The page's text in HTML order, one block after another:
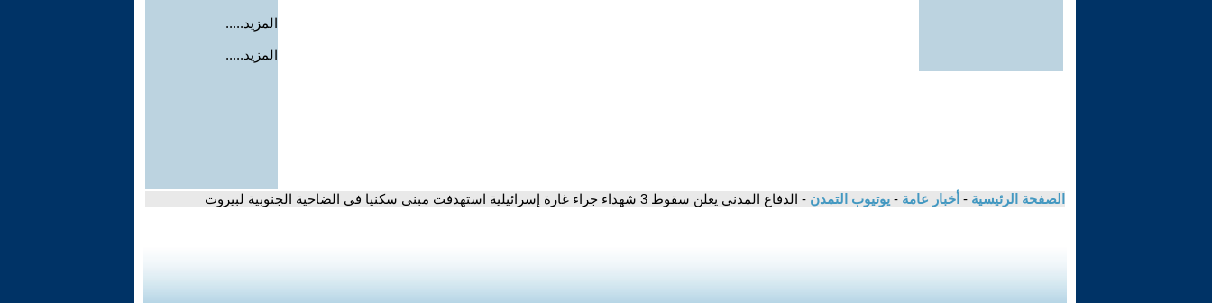
المزيد.....
المزيد.....
الصفحة الرئيسية - أخبار عامة - يوتيوب التمدن - الدفاع المدني يعلن سقوط 3 شهداء جراء غارة إسرائيلية استهدفت مبنى سكنيا في الضاحية الجنوبية لبيروت